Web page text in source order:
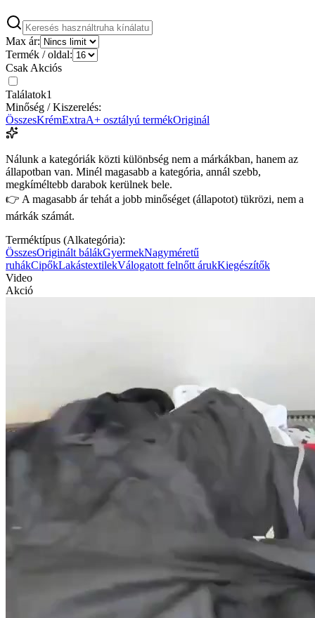
Max ár:
Termék / oldal:
Csak Akciós
Találatok1
Minőség / Kiszerelés:
ÖsszesKrémExtraA+ osztályú termékOriginál
Nálunk a kategóriák közti különbség nem a márkákban, hanem az
állapotban van. Minél magasabb a kategória, annál szebb,
megkíméltebb darabok kerülnek bele.
👉 A magasabb ár tehát a jobb minőséget (állapotot) tükrözi, nem a
márkák számát.
Terméktípus (Alkategória):
ÖsszesOriginált bálákGyermekNagyméretű
ruhákCipőkLakástextilekVálogatott felnőtt árukKiegészítők
Video
Akció